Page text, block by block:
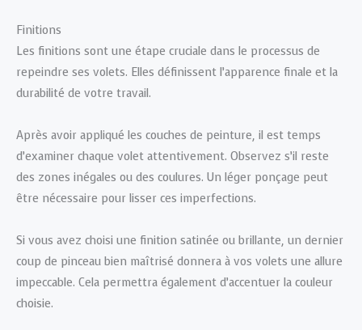
Finitions
Les finitions sont une étape cruciale dans le processus de
repeindre ses volets. Elles définissent l’apparence finale et la
durabilité de votre travail.
Après avoir appliqué les couches de peinture, il est temps
d’examiner chaque volet attentivement. Observez s’il reste
des zones inégales ou des coulures. Un léger ponçage peut
être nécessaire pour lisser ces imperfections.
Si vous avez choisi une finition satinée ou brillante, un dernier
coup de pinceau bien maîtrisé donnera à vos volets une allure
impeccable. Cela permettra également d’accentuer la couleur
choisie.